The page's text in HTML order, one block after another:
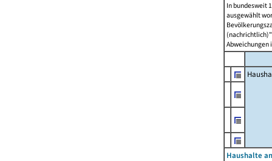
In bundesweit
ausgewählt
Abweichungen
Haushalte